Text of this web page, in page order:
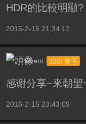
HDR的比較明顯?
2016-2-15 21:34:12
levent 320i 新手
感谢分享~來朝聖
2016-2-15 23:43:09